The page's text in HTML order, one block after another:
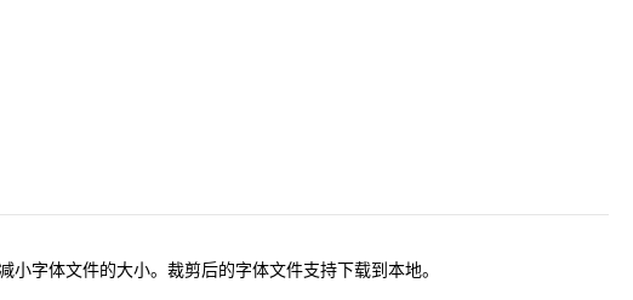
字体文件的大小。裁剪后的字体文件支持下载到本地。